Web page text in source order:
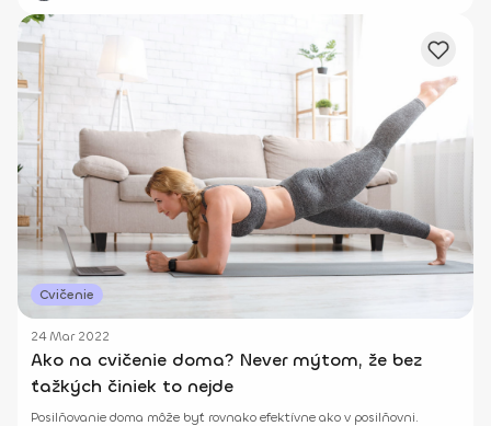
Cvičenie
24 Mar 2022
Ako na cvičenie doma? Never mýtom, že bez
ťažkých činiek to nejde
Posilňovanie doma môže byť rovnako efektívne ako v posilňovni.